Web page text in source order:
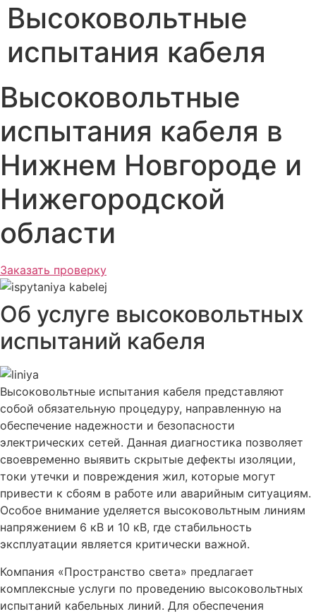
Высоковольтные
испытания кабеля
Высоковольтные
испытания кабеля в
Нижнем Новгороде и
Нижегородской
области
Заказать проверку
Об услуге высоковольтных
испытаний кабеля
Высоковольтные испытания кабеля представляют
собой обязательную процедуру, направленную на
обеспечение надежности и безопасности
электрических сетей. Данная диагностика позволяет
своевременно выявить скрытые дефекты изоляции,
токи утечки и повреждения жил, которые могут
привести к сбоям в работе или аварийным ситуациям.
Особое внимание уделяется высоковольтным линиям
напряжением 6 кВ и 10 кВ, где стабильность
эксплуатации является критически важной.
Компания «Пространство света» предлагает
комплексные услуги по проведению высоковольтных
испытаний кабельных линий. Для обеспечения